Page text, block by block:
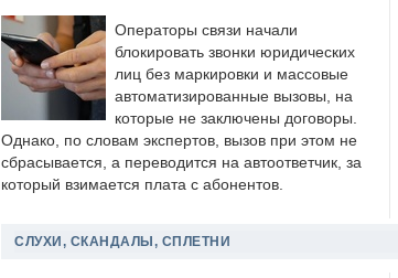
Операторы связи начали
блокировать звонки юридических
лиц без маркировки и массовые
автоматизированные вызовы, на
которые не заключены договоры.
Однако, по словам экспертов, вызов при этом не
сбрасывается, а переводится на автоответчик, за
который взимается плата с абонентов.
СЛУХИ, СКАНДАЛЫ, СПЛЕТНИ